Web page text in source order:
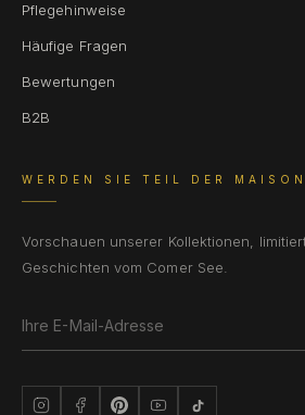
Pflegehinweise
Häufige Fragen
Bewertungen
B2B
WERDEN SIE TEIL DER MAISON
Vorschauen unserer Kollektionen,
Geschichten vom Comer See.